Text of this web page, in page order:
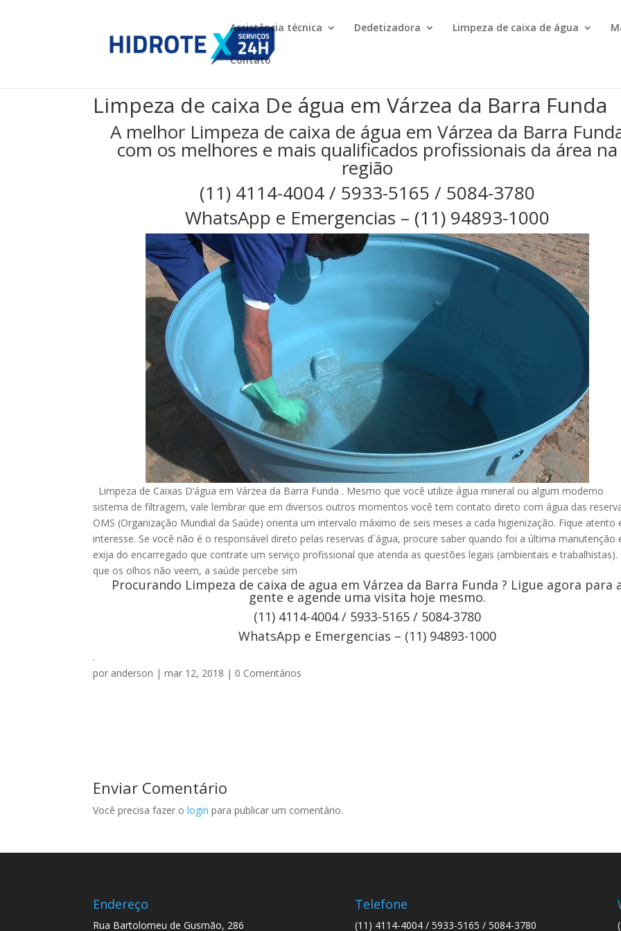
Assistência técnica Dedetizadora Limpeza de caixa de água
Contato
Limpeza de caixa De água em Várzea da Barra Funda
A melhor Limpeza de caixa de água em Várzea da Barra
com os melhores e mais qualificados profissionais da área na
região
(11) 4114-4004 / 5933-5165 / 5084-3780
WhatsApp e Emergencias – (11) 94893-1000
Limpeza de Caixas D’água em Várzea da Barra Funda . Mesmo que você utilize água mineral ou algum moderno
sistema de filtragem, vale lembrar que em diversos outros momentos você tem contato direto com água das
OMS (Organização Mundial da Saúde) orienta um intervalo máximo de seis meses a cada higienização. Fique atento
interesse. Se você não é o responsável direto pelas reservas d´água, procure saber quando foi a última manutenção
exija do encarregado que contrate um serviço profissional que atenda as questões legais (ambientais e trabalhistas).
que os olhos não veem, a saúde percebe sim
Procurando Limpeza de caixa de agua em Várzea da Barra Funda ? Ligue agora para
gente e agende uma visita hoje mesmo.
(11) 4114-4004 / 5933-5165 / 5084-3780
WhatsApp e Emergencias – (11) 94893-1000
.
por anderson |mar 12, 2018 | 0 Comentários
Enviar Comentário
Você precisa fazer ologin para publicar um comentário.
Endereço
Rua Bartolomeu de Gusmão, 286
Telefone
(11) 4114-4004 / 5933-5165 / 5084-3780